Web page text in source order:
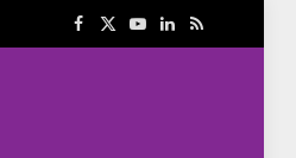
Facebook
X
YouTube
LinkedIn
RSS